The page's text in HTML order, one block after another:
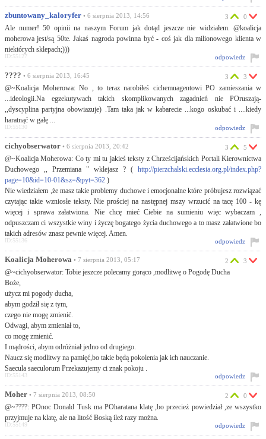
zbuntowany_kaloryfer • 6 sierpnia 2013, 14:56
Ale numer! 50 opinii na naszym Forum jak dotąd jeszcze nie widziałem. @koalicja
moherowa jest/są 50te. Jakaś nagroda powinna być - coś jak dla milionowego klienta w
niektórych sklepach;)))
3 0
odpowiedz
ID:55127
???? • 6 sierpnia 2013, 16:45
@~Koalicja Moherowa: No , to teraz narobiłeś cichemuagentowi PO zamieszania w
...ideologii.Na egzekutywach takich skomplikowanych zagadnień nie POruszają-
,,dyscyplina partyjna obowiazuje) .Tam taka jak w kabarecie ...kogo oskubać i ....kiedy
haratnąć w gałę ...
3 3
odpowiedz
ID:55130
cichyobserwator • 6 sierpnia 2013, 20:42
@~Koalicja Moherowa: Co ty mi tu jakieś teksty z Chrześcijańskich Portali Kierownictwa
Duchowego ,, Przemiana " wklejasz ? ( http://pierzchalski.ecclesia.org.pl/index.php?
page=10&id=10-01&sz=&pyt=362 )
Nie wiedziałem ,że masz takie problemy duchowe i emocjonalne które próbujesz rozwiązać
czytając takie wzniosłe teksty. Nie prościej na następnej mszy wrzucić na tacę 100 - kę
więcej i sprawa załatwiona. Nie chcę mieć Ciebie na sumieniu więc wybaczam ,
odpuszczam ci wszystkie winy i życzę bogatego życia duchowego a to masz załatwione bo
takich adresów znasz pewnie więcej. Amen.
3 5
odpowiedz
ID:55136
Koalicja Moherowa • 7 sierpnia 2013, 05:17
@~cichyobserwator: Tobie jeszcze polecamy gorąco ,modlitwę o Pogodę Ducha
Boże,
użycz mi pogody ducha,
abym godził się z tym,
czego nie mogę zmienić.
Odwagi, abym zmieniał to,
co mogę zmienić.
I mądrości, abym odróżniał jedno od drugiego.
Naucz się modlitwy na pamięć,bo takie będą pokolenia jak ich nauczanie.
Saecula saeculorum Przekazujemy ci znak pokoju .
2 3
odpowiedz
ID:55143
Moher • 7 sierpnia 2013, 08:50
@~????: POnoc Donald Tusk ma POharatana klatę ,bo przecież powiedział ,ze wszystko
przyjmuje na klatę, ale na litość Boską ileż razy można.
2 0
odpowiedz
ID:55149